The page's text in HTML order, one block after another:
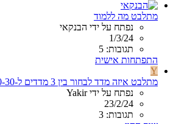
מתלבט מה ללמוד
נפתח על ידי הבנקאי
1/3/24
תגובות: 5
התפתחות אישית
Y
מתלבט איזה מדד לבחור בין 3 מדדים ל-20-30 שנה הבאות
נפתח על ידי Yakir
23/2/24
תגובות: 3